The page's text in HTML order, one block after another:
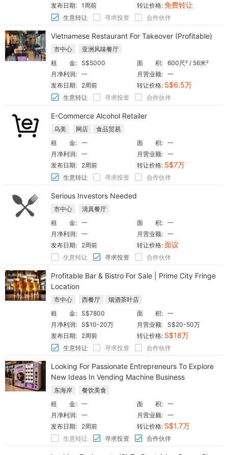
转让价格: 免费转让
发布日期: 1周前
生意转让
寻求投资 合作伙伴
Vietnamese Restaurant For Takeover (Profitable)
市中心
亚洲风味餐厅
面 积: 600尺² / 56米²
租 金: S$5000
月营业额: 一
月净利润: 一
转让价格: S$6.5万
发布日期:
2周前
生意转让
寻求投资 合作伙伴
E-Commerce Alcohol Retailer
乌美 网店
食品贸易
面 积: 一
租 金: 一
月营业额: 一
月净利润: 一
转让价格: S$7万
发布日期:
2周前
生意转让
寻求投资 合作伙伴
Serious Investors Needed
市中心
清真餐厅
面 积: 一
租 金: 一
月营业额: 一
月净利润: 一
转让价格: 面议
发布日期:
2周前
生意转让
寻求投资 合作伙伴
Profitable Bar & Bistro For Sale | Prime City Fringe
Location
市中心 西餐厅
烟酒茶叶店
面 积: 一
租 金: S$7800
月营业额: S$20-50万
月净利润: S$10-20万
转让价格: S$18万
发布日期:
2周前
生意转让
寻求投资 合作伙伴
Looking For Passionate Entrepreneurs To Explore
New Ideas In Vending Machine Business
东海岸
餐饮美食
面 积: 一
租 金: 一
月营业额: 一
月净利润: 一
转让价格: S$1.7万
发布日期:
2周前
生意转让
寻求投资 合作伙伴